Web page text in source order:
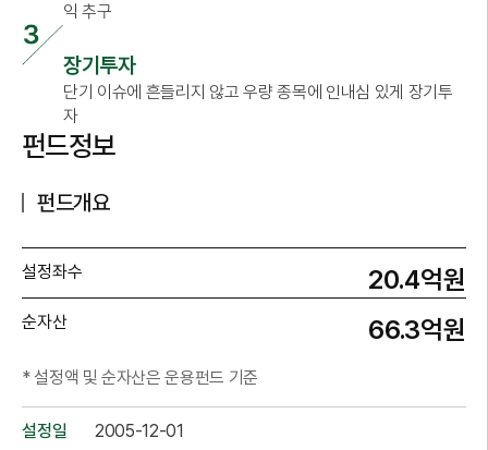
익 추구
장기투자
단기 이슈에 흔들리지 않고 우량 종목에 인내심 있게 장기투
자
펀드정보
펀드개요
설정좌수 20.4억원
순자산 66.3억원
* 설정액 및 순자산은 운용펀드 기준
설정일 2005-12-01